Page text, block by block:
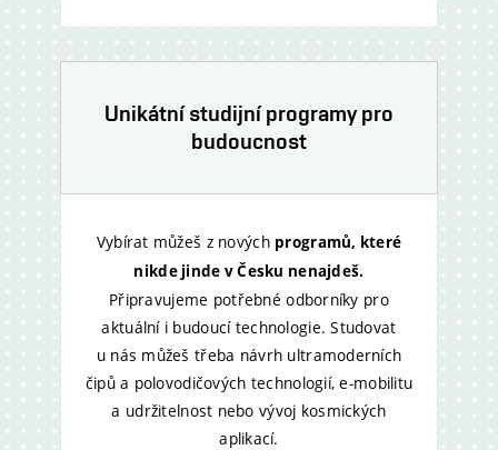
Unikátní studijní programy pro
budoucnost
Vybírat můžeš z nových programů, které
nikde jinde v Česku nenajdeš.
Připravujeme potřebné odborníky pro
aktuální i budoucí technologie. Studovat
u nás můžeš třeba návrh ultramoderních
čipů a polovodičových technologií, e‑mobilitu
a udržitelnost nebo vývoj kosmických
aplikací.